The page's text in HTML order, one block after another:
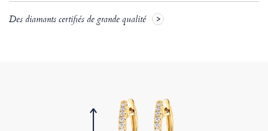
Des diamants certifiés de grande qualité